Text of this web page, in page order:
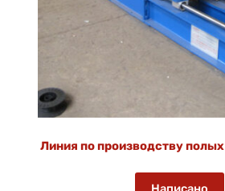
Линия по производству